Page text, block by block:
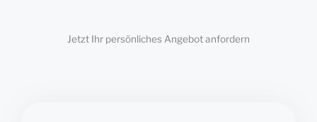
Jetzt Ihr persönliches Angebot anfordern